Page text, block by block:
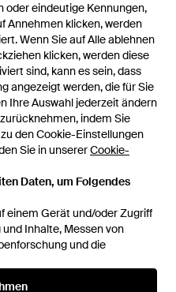
oder eindeutige Kennungen,
Annehmen klicken, werden
Wenn Sie auf Alle ablehnen
klicken, werden diese
sind, kann es sein, dass
angezeigt werden, die für Sie
Ihre Auswahl jederzeit ändern
indem Sie
den Cookie-Einstellungen
Sie in unsererCookie-
Daten, um Folgendes
einem Gerät und/oder Zugriff
Inhalte, Messen von
und die
oder eindeutige Kennungen,
Annehmen klicken, werden
Wenn Sie auf Alle ablehnen
klicken, werden diese
sind, kann es sein, dass
angezeigt werden, die für Sie
Ihre Auswahl jederzeit ändern
indem Sie
den Cookie-Einstellungen
Sie in unsererCookie-
Daten, um Folgendes
einem Gerät und/oder Zugriff
Inhalte, Messen von
und die
53 €
Next
Jeans - Blau
Von ABOUT YOU